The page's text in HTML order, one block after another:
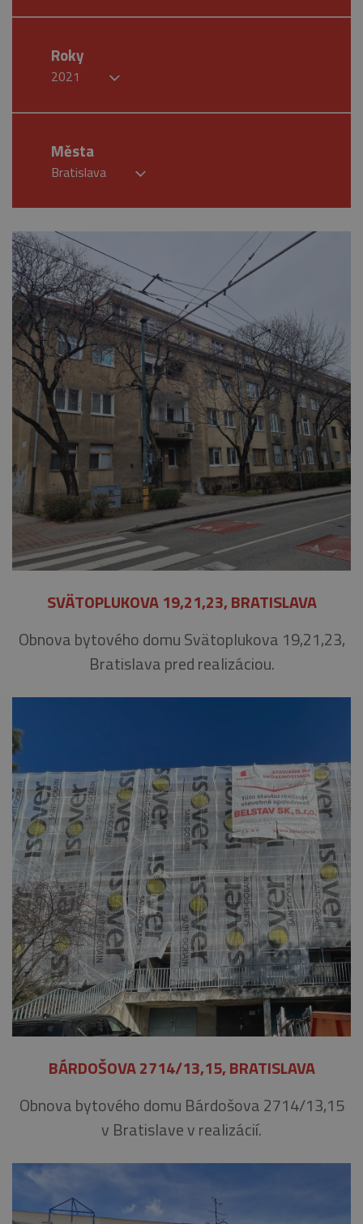
Roky
2021
Města
Bratislava
SVÄTOPLUKOVA 19,21,23, BRATISLAVA
Obnova bytového domu Svätoplukova 19,21,23,
Bratislava pred realizáciou.
BÁRDOŠOVA 2714/13,15, BRATISLAVA
Obnova bytového domu Bárdošova 2714/13,15
v Bratislave v realizácií.